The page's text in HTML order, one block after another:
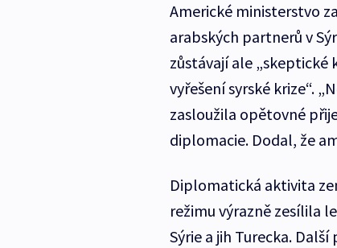
Americké ministerstvo
arabských partnerů v
zůstávají ale
vyřešení syrské krize“.
zasloužila opětovné
diplomacie. Dodal, že
Diplomatická aktivita
režimu výrazně zesílila
Sýrie a jih Turecka.